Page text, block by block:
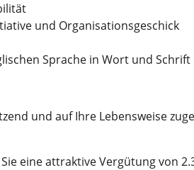
und Organisationsgeschick
Sprache in Wort und Schrift
und auf Ihre Lebensweise
eine attraktive Vergütung von